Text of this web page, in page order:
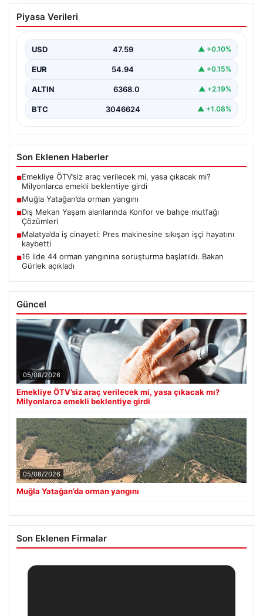
Muğla Yatağan’da orman yangını
Piyasa Verileri
USD 47.59 ▲ +0.10%
EUR 54.94 ▲ +0.15%
ALTIN 6368.0 ▲ +2.19%
BTC 3046624 ▲ +1.08%
Son Eklenen Haberler
■Emekliye ÖTV’siz araç verilecek mi, yasa çıkacak mı?
Milyonlarca emekli beklentiye girdi
■Muğla Yatağan’da orman yangını
■Dış Mekan Yaşam alanlarında Konfor ve bahçe mutfağı
Çözümleri
■Malatya’da iş cinayeti: Pres makinesine sıkışan işçi hayatını
kaybetti
■16 ilde 44 orman yangınına soruşturma başlatıldı. Bakan
Gürlek açıkladı
Güncel
05/08/2026
Emekliye ÖTV’siz araç verilecek mi, yasa çıkacak mı?
Milyonlarca emekli beklentiye girdi
05/08/2026
Muğla Yatağan’da orman yangını
Son Eklenen Firmalar